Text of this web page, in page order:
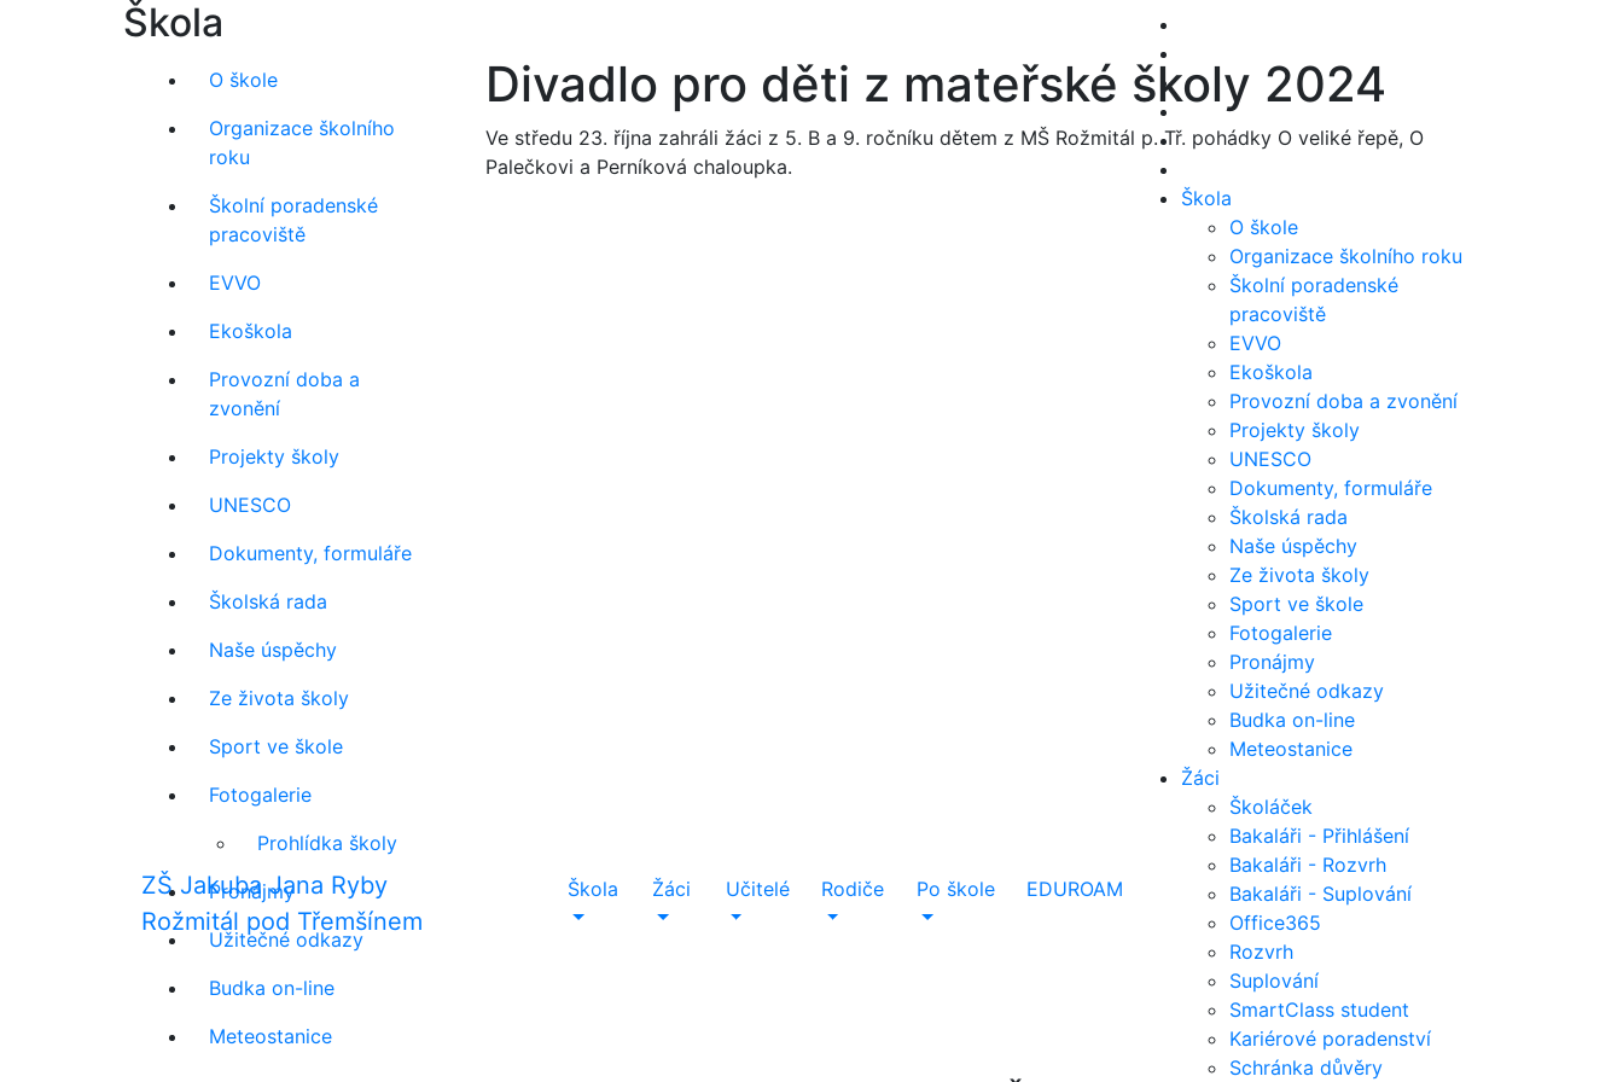
ZŠ Jakuba Jana Ryby
Rožmitál pod Třemšínem
Škola Žáci Učitelé Rodiče Po škole EDUROAM
Škola
O škole
Organizace školního roku
Školní poradenské
pracoviště
EVVO
Ekoškola
Provozní doba a zvonění
Projekty školy
UNESCO
Dokumenty, formuláře
Školská rada
Naše úspěchy
Ze života školy
Sport ve škole
Fotogalerie
Pronájmy
Užitečné odkazy
Budka on-line
Meteostanice
Žáci
Školáček
Bakaláři - Přihlášení
Bakaláři - Rozvrh
Bakaláři - Suplování
Office365
Rozvrh
Suplování
SmartClass student
Kariérové poradenství
Schránka důvěry
Škola
O škole
Organizace školního
roku
Školní poradenské
pracoviště
EVVO
Ekoškola
Provozní doba a
zvonění
Projekty školy
UNESCO
Dokumenty, formuláře
Školská rada
Naše úspěchy
Ze života školy
Sport ve škole
Fotogalerie
Prohlídka školy
Pronájmy
Užitečné odkazy
Budka on-line
Meteostanice
Divadlo pro děti z mateřské školy 2024
Ve středu 23. října zahráli žáci z 5. B a 9. ročníku dětem z MŠ Rožmitál p. Tř. pohádky O veliké řepě, O
Palečkovi a Perníková chaloupka.